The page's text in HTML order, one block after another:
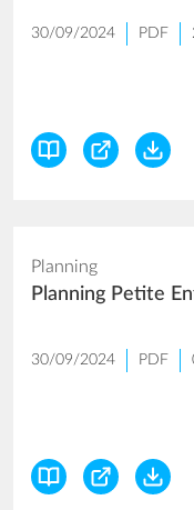
30/09/2024 PDF
Planning
Planning Petite
30/09/2024 PDF